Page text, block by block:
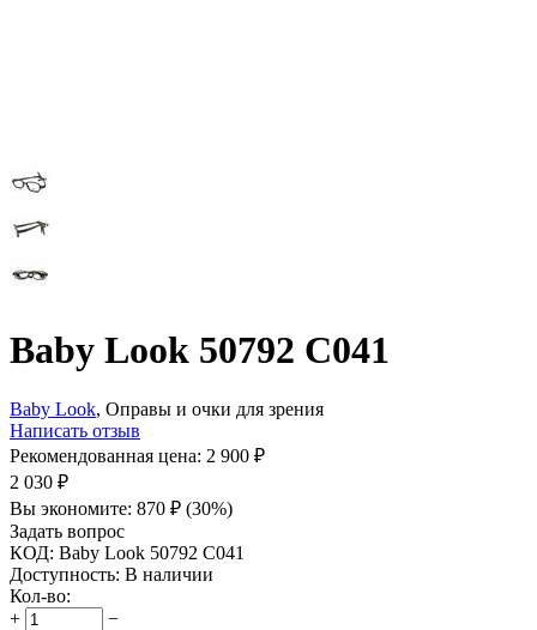
Baby Look 50792 C041
Baby Look, Оправы и очки для зрения
Написать отзыв
Рекомендованная цена: 2 900 ₽
2 030 ₽
Вы экономите: 870 ₽ (30%)
Задать вопрос
КОД: Baby Look 50792 C041
Доступность: В наличии
Кол-во:
+
−